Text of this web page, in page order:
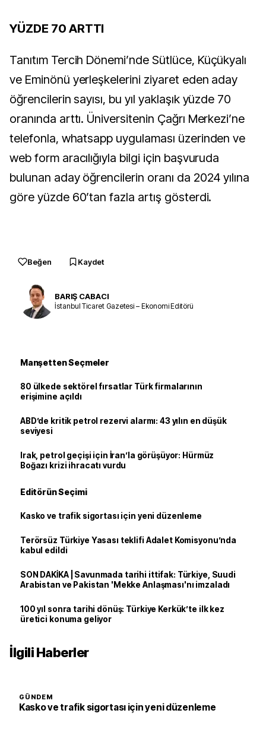
YÜZDE 70 ARTTI
Tanıtım Tercih Dönemi’nde Sütlüce, Küçükyalı
ve Eminönü yerleşkelerini ziyaret eden aday
öğrencilerin sayısı, bu yıl yaklaşık yüzde 70
oranında arttı. Üniversitenin Çağrı Merkezi’ne
telefonla, whatsapp uygulaması üzerinden ve
web form aracılığıyla bilgi için başvuruda
bulunan aday öğrencilerin oranı da 2024 yılına
göre yüzde 60’tan fazla artış gösterdi.
Beğen Kaydet
BARIŞ CABACI
İstanbul Ticaret Gazetesi – Ekonomi Editörü
Manşetten Seçmeler
80 ülkede sektörel fırsatlar Türk firmalarının
erişimine açıldı
ABD’de kritik petrol rezervi alarmı: 43 yılın en düşük
seviyesi
Irak, petrol geçişi için İran’la görüşüyor: Hürmüz
Boğazı krizi ihracatı vurdu
Editörün Seçimi
Kasko ve trafik sigortası için yeni düzenleme
Terörsüz Türkiye Yasası teklifi Adalet Komisyonu’nda
kabul edildi
SON DAKİKA | Savunmada tarihi ittifak: Türkiye, Suudi
Arabistan ve Pakistan 'Mekke Anlaşması'nı imzaladı
100 yıl sonra tarihi dönüş: Türkiye Kerkük’te ilk kez
üretici konuma geliyor
İlgili Haberler
GÜNDEM
Kasko ve trafik sigortası için yeni düzenleme